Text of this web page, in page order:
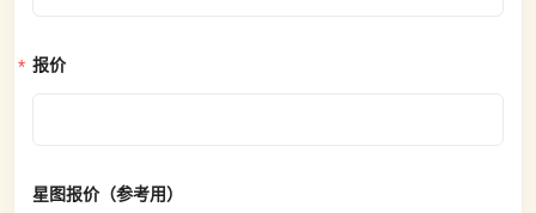
报价
星图报价（参考用）